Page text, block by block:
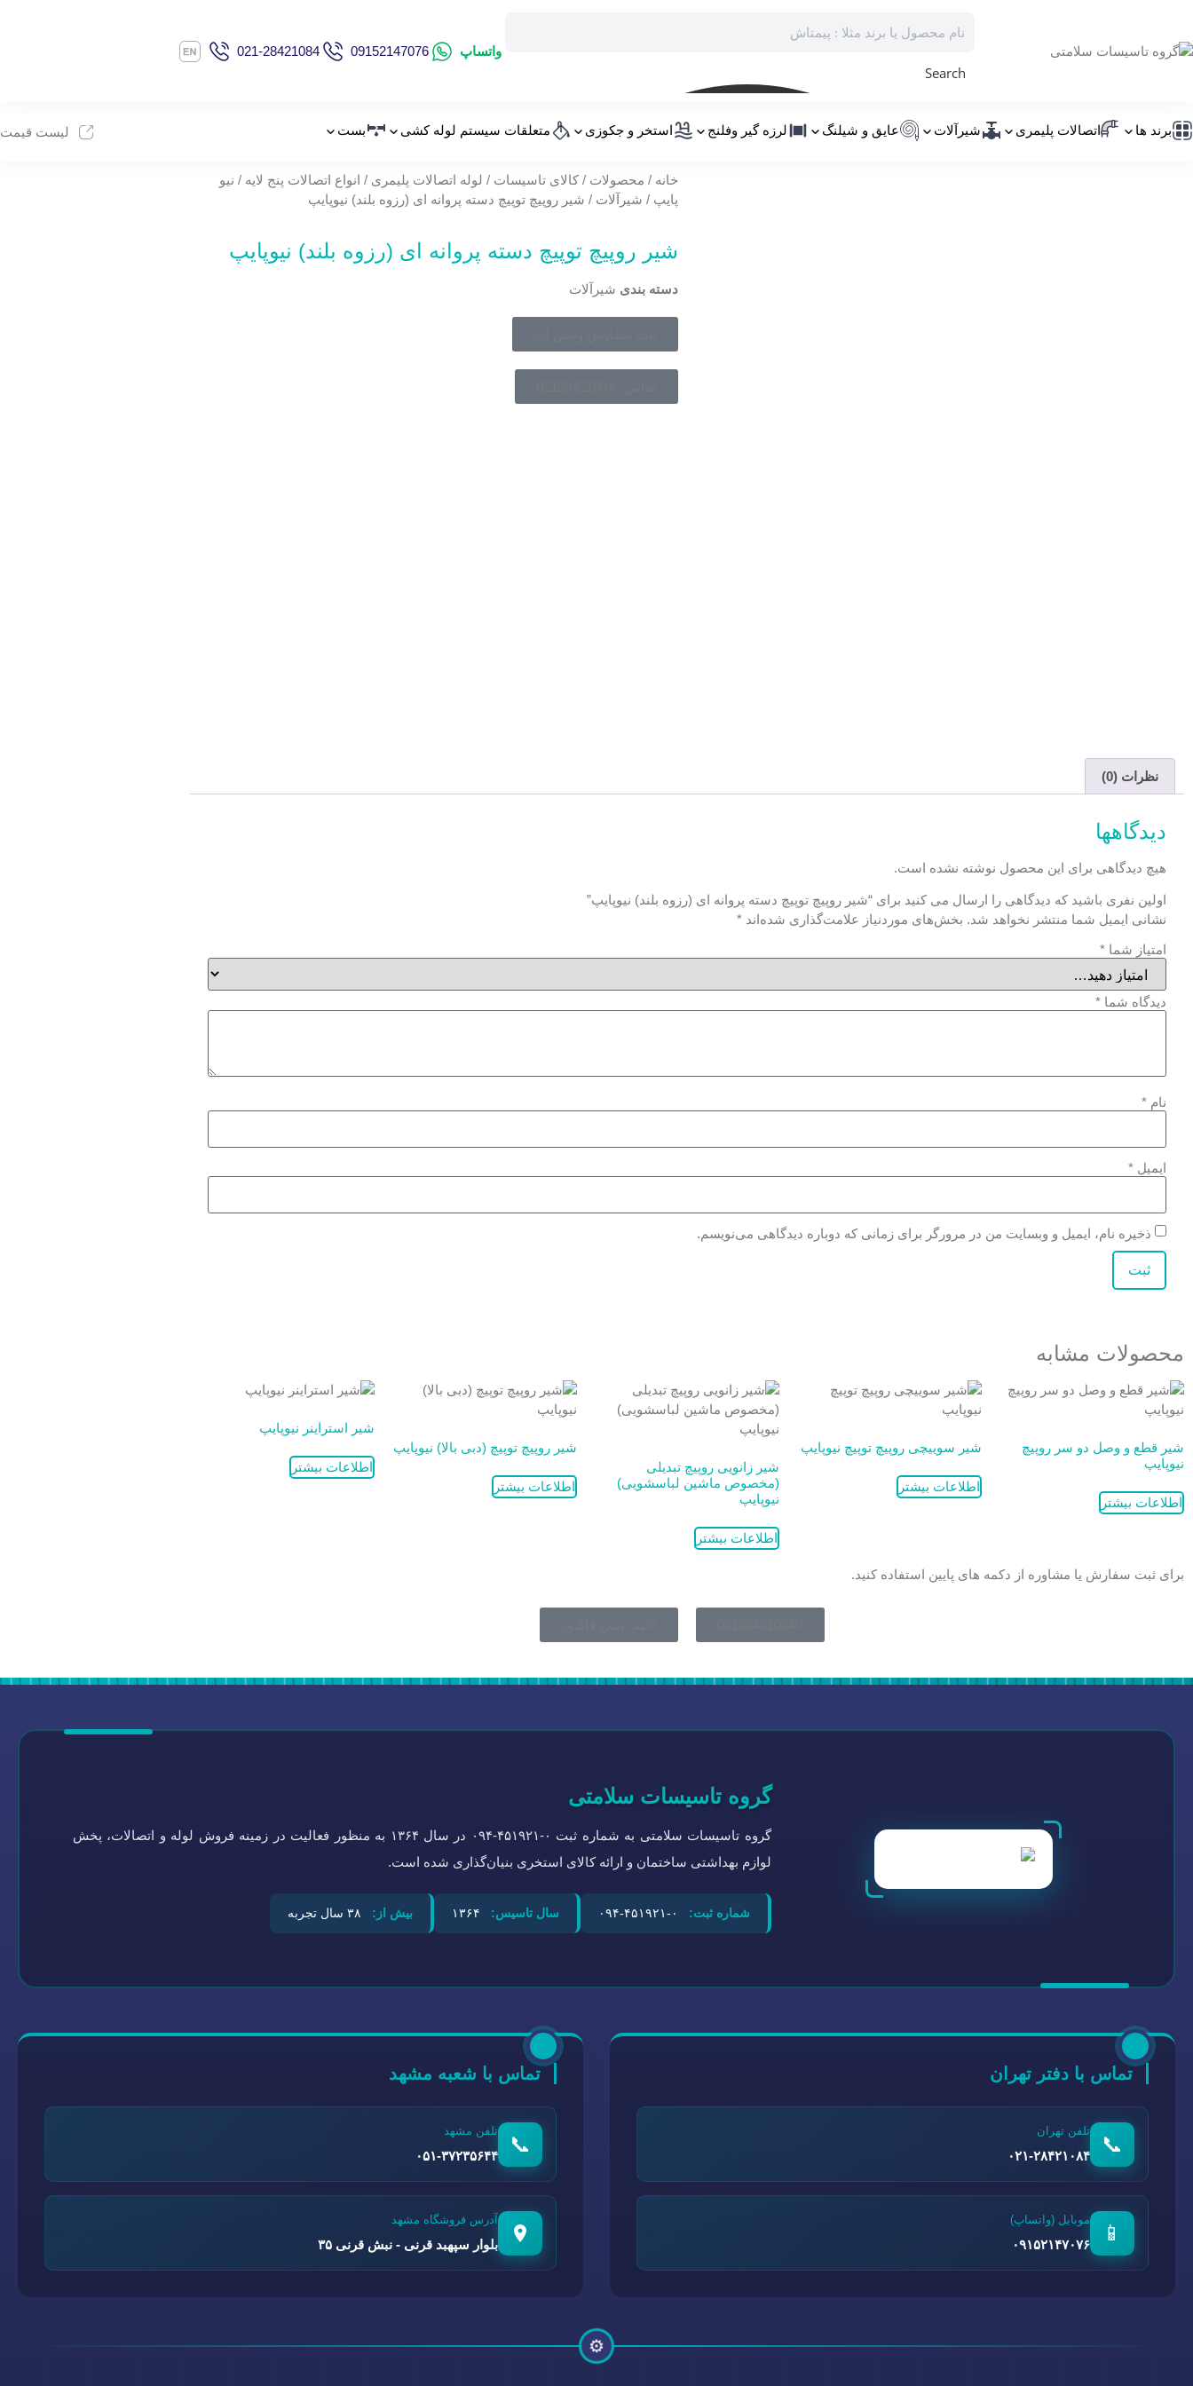
Search
واتساپ 021-28421084 09152147076
برند ها اتصالات پلیمری شیرآلات عایق و شیلنگ لرزه گیر وفلنج استخر و جکوزی متعلقات سیستم لوله کشی بست لیست قیمت
خانه / محصولات / کالای تاسیسات / لوله اتصالات پلیمری / انواع اتصالات پنج لایه / نیو
پایپ / شیرآلات / شیر روپیچ توپیچ دسته پروانه ای (رزوه بلند) نیوپایپ
شیر روپیچ توپیچ دسته پروانه ای (رزوه بلند) نیوپایپ
دسته بندی شیرآلات
نظرات (0)
دیدگاهها
هیچ دیدگاهی برای این محصول نوشته نشده است.
اولین نفری باشید که دیدگاهی را ارسال می کنید برای “شیر روپیچ توپیچ دسته پروانه ای (رزوه بلند) نیوپایپ”
نشانی ایمیل شما منتشر نخواهد شد. بخش‌های موردنیاز علامت‌گذاری شده‌اند *
امتیاز شما *
دیدگاه شما *
نام *
ایمیل *
ذخیره نام، ایمیل و وبسایت من در مرورگر برای زمانی که دوباره دیدگاهی می‌نویسم.
محصولات مشابه
شیر قطع و وصل دو سر روپیچ
نیوپایپ
اطلاعات بیشتر
شیر سويیچی روپیچ توپیچ نیوپایپ
اطلاعات بیشتر
شیر زانویی روپیچ تبدیلی
(مخصوص ماشین لباسشویی)
نیوپایپ
اطلاعات بیشتر
شیر روپیچ توپیچ (دبی بالا) نیوپایپ
اطلاعات بیشتر
شیر استراینر نیوپایپ
اطلاعات بیشتر
برای ثبت سفارش یا مشاوره از دکمه های پایین استفاده کنید.
گروه تاسیسات سلامتی
گروه تاسیسات سلامتی به شماره ثبت ۰-۴۵۱۹۲۱-۰۹۴ در سال ۱۳۶۴ به منظور فعالیت در زمینه فروش لوله و اتصالات، پخش
لوازم بهداشتی ساختمان و ارائه کالای استخری بنیان‌گذاری شده است.
شماره ثبت: سال تاسیس: بیش از:
تماس با دفتر تهران
📞
تلفن تهران
۰۲۱-۲۸۴۲۱۰۸۴
📱
موبایل (واتساپ)
۰۹۱۵۲۱۴۷۰۷۶
تماس با شعبه مشهد
📞
تلفن مشهد
۰۵۱-۳۷۲۳۵۶۴۴
آدرس فروشگاه مشهد
بلوار سپهبد قرنی - نبش قرنی ۳۵
⚙️